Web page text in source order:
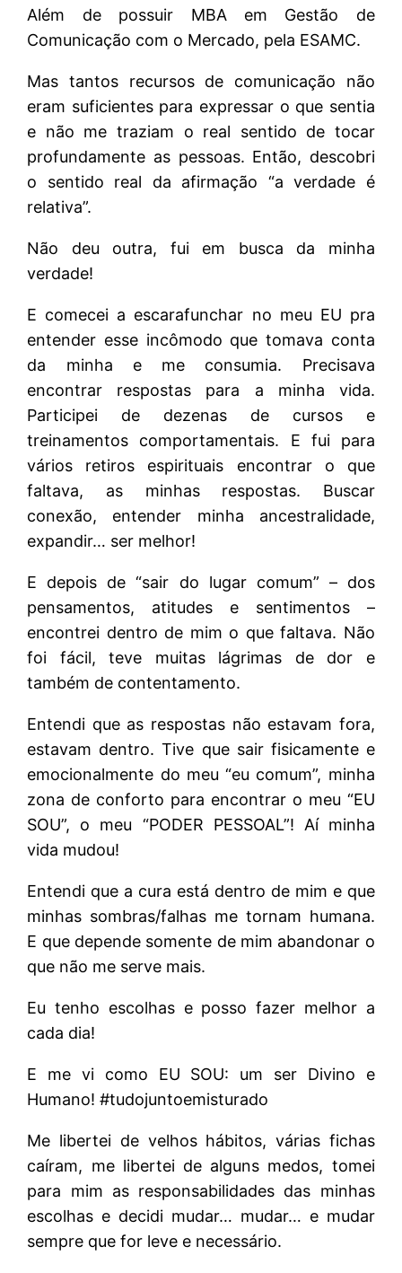
Além de possuir MBA em Gestão de
Comunicação com o Mercado, pela ESAMC.
Mas tantos recursos de comunicação não
eram suficientes para expressar o que sentia
e não me traziam o real sentido de tocar
profundamente as pessoas. Então, descobri
o sentido real da afirmação “a verdade é
relativa”.
Não deu outra, fui em busca da minha
verdade!
E comecei a escarafunchar no meu EU pra
entender esse incômodo que tomava conta
da minha e me consumia. Precisava
encontrar respostas para a minha vida.
Participei de dezenas de cursos e
treinamentos comportamentais. E fui para
vários retiros espirituais encontrar o que
faltava, as minhas respostas. Buscar
conexão, entender minha ancestralidade,
expandir… ser melhor!
E depois de “sair do lugar comum” – dos
pensamentos, atitudes e sentimentos –
encontrei dentro de mim o que faltava. Não
foi fácil, teve muitas lágrimas de dor e
também de contentamento.
Entendi que as respostas não estavam fora,
estavam dentro. Tive que sair fisicamente e
emocionalmente do meu “eu comum”, minha
zona de conforto para encontrar o meu “EU
SOU”, o meu “PODER PESSOAL”! Aí minha
vida mudou!
Entendi que a cura está dentro de mim e que
minhas sombras/falhas me tornam humana.
E que depende somente de mim abandonar o
que não me serve mais.
Eu tenho escolhas e posso fazer melhor a
cada dia!
E me vi como EU SOU: um ser Divino e
Humano! #tudojuntoemisturado
Me libertei de velhos hábitos, várias fichas
caíram, me libertei de alguns medos, tomei
para mim as responsabilidades das minhas
escolhas e decidi mudar… mudar… e mudar
sempre que for leve e necessário.